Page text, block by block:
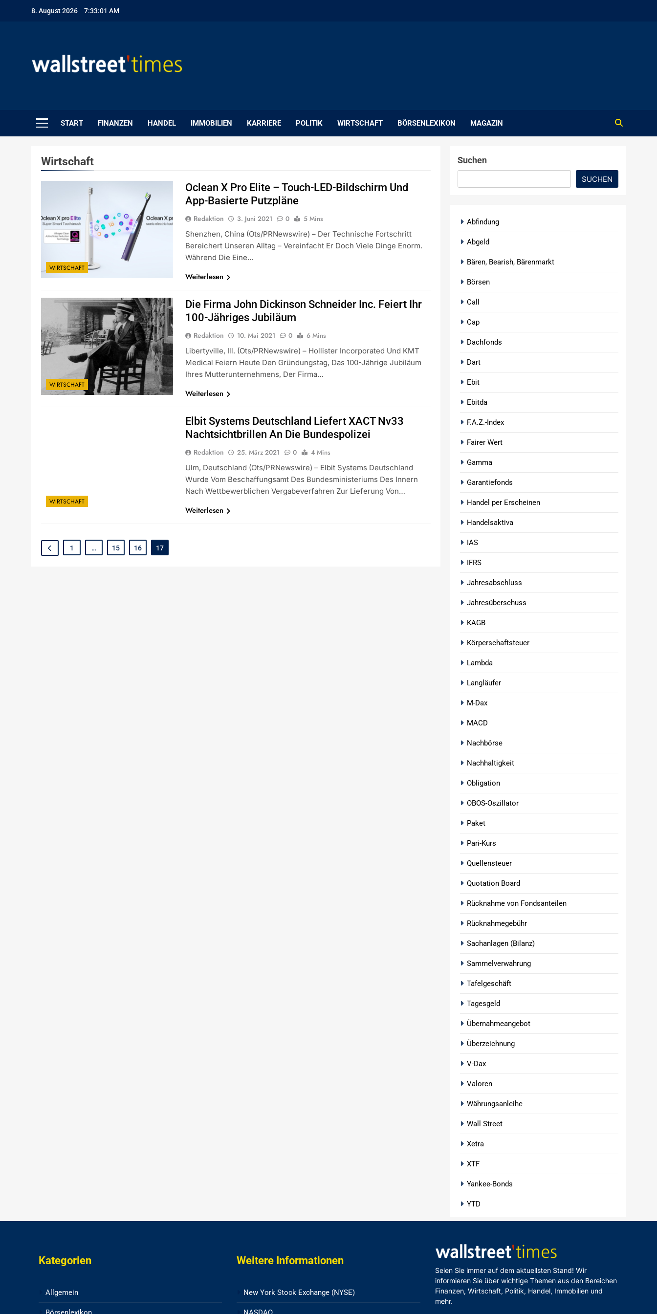
8. August 2026 7:33:02 AM
START FINANZEN HANDEL IMMOBILIEN KARRIERE POLITIK WIRTSCHAFT BÖRSENLEXIKON MAGAZIN
Wirtschaft
WIRTSCHAFT
Oclean X Pro Elite – Touch-LED-Bildschirm Und
App-Basierte Putzpläne
Redaktion 3. Juni 2021 0
5 Mins
Shenzhen, China (ots/PRNewswire) – Der Technische Fortschritt
Bereichert Unseren Alltag – Vereinfacht Er Doch Viele Dinge Enorm.
Während Die Eine…
Weiterlesen
WIRTSCHAFT
Die Firma John Dickinson Schneider Inc. Feiert Ihr
100-Jähriges Jubiläum
Redaktion 10. Mai 2021 0
6 Mins
Libertyville, Ill. (ots/PRNewswire) – Hollister Incorporated Und KMT
Medical Feiern Heute Den Gründungstag, Das 100-Jährige Jubiläum
Ihres Mutterunternehmens, Der Firma…
Weiterlesen
WIRTSCHAFT
Elbit Systems Deutschland Liefert XACT Nv33
Nachtsichtbrillen An Die Bundespolizei
Redaktion 25. März 2021 0
4 Mins
Ulm, Deutschland (ots/PRNewswire) – Elbit Systems Deutschland
Wurde Vom Beschaffungsamt Des Bundesministeriums Des Innern
Nach Wettbewerblichen Vergabeverfahren Zur Lieferung Von…
Weiterlesen
1 … 15 16 17
Suchen
SUCHEN
Abfindung
Abgeld
Bären, Bearish, Bärenmarkt
Börsen
Call
Cap
Dachfonds
Dart
Ebit
Ebitda
F.A.Z.-Index
Fairer Wert
Gamma
Garantiefonds
Handel per Erscheinen
Handelsaktiva
IAS
IFRS
Jahresabschluss
Jahresüberschuss
KAGB
Körperschaftsteuer
Lambda
Langläufer
M-Dax
MACD
Nachbörse
Nachhaltigkeit
Obligation
OBOS-Oszillator
Paket
Pari-Kurs
Quellensteuer
Quotation Board
Rücknahme von Fondsanteilen
Rücknahmegebühr
Sachanlagen (Bilanz)
Sammelverwahrung
Tafelgeschäft
Tagesgeld
Übernahmeangebot
Überzeichnung
V-Dax
Valoren
Währungsanleihe
Wall Street
Xetra
XTF
Yankee-Bonds
YTD
Kategorien
Allgemein
Weitere Informationen
New York Stock Exchange (NYSE)
Seien Sie immer auf dem aktuellsten Stand! Wir
informieren Sie über wichtige Themen aus den Bereichen
Finanzen, Wirtschaft, Politik, Handel, Immobilien und
mehr.